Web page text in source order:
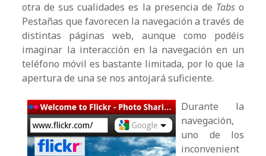
otra de sus cualidades es la presencia de Tabso
Pestañas que favorecen la navegación a través de
distintas páginas web, aunque como podéis
imaginar la interacción en la navegación en un
teléfono móvil es bastante limitada, por lo que la
apertura de una se nos antojará suficiente.
Durante la
navegación,
uno de los
inconvenient